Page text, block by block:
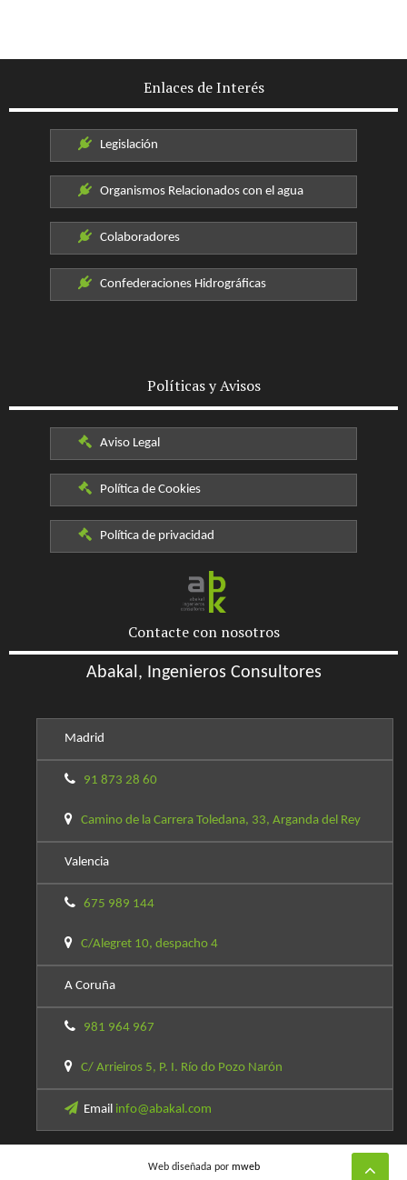
Enlaces de Interés
Legislación
Organismos Relacionados con el agua
Colaboradores
Confederaciones Hidrográficas
Políticas y Avisos
Aviso Legal
Política de Cookies
Política de privacidad
Contacte con nosotros
Abakal, Ingenieros Consultores
Madrid
91 873 28 60
Camino de la Carrera Toledana, 33, Arganda del Rey
Valencia
675 989 144
C/Alegret 10, despacho 4
A Coruña
981 964 967
C/ Arrieiros 5, P. I. Río do Pozo Narón
Email info@abakal.com
Web diseñada por mweb